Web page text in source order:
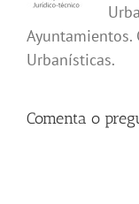
Ayuntamientos.
Urbanísticas.
Comenta o